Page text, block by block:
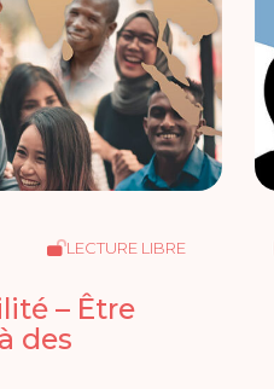
LECTURE LIBRE
– Être
des